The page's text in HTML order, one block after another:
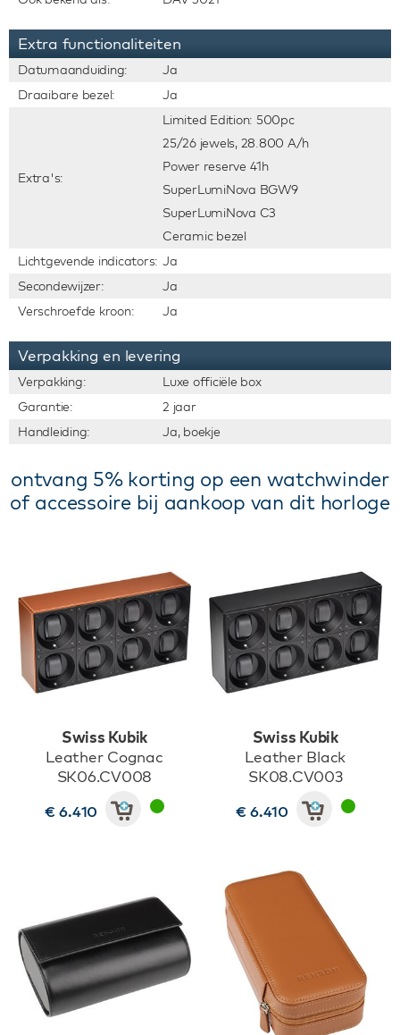
Extra functionaliteiten
Datumaanduiding:
Ja
Draaibare bezel:
Ja
Extra's:
Limited Edition: 500pc
25/26 jewels, 28.800 A/h
Power reserve 41h
SuperLumiNova BGW9
SuperLumiNova C3
Ceramic bezel
Lichtgevende indicators: Ja
Secondewijzer:
Ja
Verschroefde kroon:
Ja
Verpakking en levering
Verpakking:
Luxe officiële box
Garantie:
2 jaar
Handleiding:
Ja, boekje
ontvang 5% korting op een watchwinder
of accessoire bij aankoop van dit horloge
Swiss Kubik
Leather Cognac
SK06.CV008
€ 6.410
Swiss Kubik
Leather Black
SK08.CV003
€ 6.410